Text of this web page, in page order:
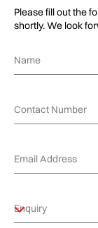
Please fill out the
shortly. We look